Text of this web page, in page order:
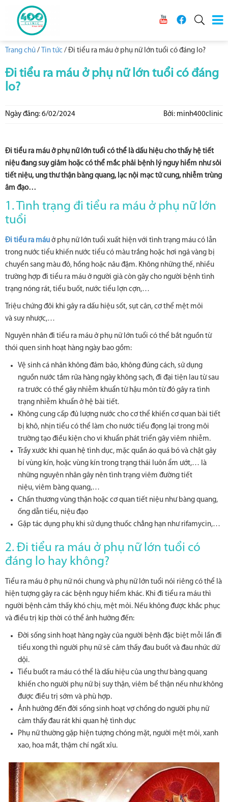
Trang chủ / Tin tức / Đi tiểu ra máu ở phụ nữ lớn tuổi có đáng lo?
Đi tiểu ra máu ở phụ nữ lớn tuổi có đáng
lo?
Ngày đăng: 6/02/2024 Bởi: minh400clinic
Đi tiểu ra máu ở phụ nữ lớn tuổi có thể là dấu hiệu cho thấy hệ tiết
niệu đang suy giảm hoặc có thể mắc phải bệnh lý nguy hiểm như sỏi
tiết niệu, ung thư thận bàng quang, lạc nội mạc tử cung, nhiễm trùng
âm đạo…
1. Tình trạng đi tiểu ra máu ở phụ nữ lớn
tuổi
Đi tiểu ra máu ở phụ nữ lớn tuổi xuất hiện với tình trạng máu có lẫn
trong nước tiểu khiến nước tiểu có màu trắng hoặc hơi ngả vàng bị
chuyển sang màu đỏ, hồng hoặc nâu đậm. Không những thế, nhiều
trường hợp đi tiểu ra máu ở người già còn gây cho người bệnh tình
trạng nóng rát, tiểu buốt, nước tiểu lợn cợn,…
Triệu chứng đôi khi gây ra dấu hiệu sốt, sụt cân, cơ thể mệt mỏi
và suy nhược,…
Nguyên nhân đi tiểu ra máu ở phụ nữ lớn tuổi có thể bắt nguồn từ
thói quen sinh hoạt hàng ngày bao gồm:
Vệ sinh cá nhân không đảm bảo, không đúng cách, sử dụng
nguồn nước tắm rửa hàng ngày không sạch, đi đại tiện lau từ sau
ra trước có thể gây nhiễm khuẩn từ hậu môn từ đó gây ra tình
trạng nhiễm khuẩn ở hệ bài tiết.
Không cung cấp đủ lượng nước cho cơ thể khiến cơ quan bài tiết
bị khô, nhịn tiểu có thể làm cho nước tiểu đọng lại trong môi
trường tạo điều kiện cho vi khuẩn phát triển gây viêm nhiễm.
Trầy xước khi quan hệ tình dục, mặc quần áo quá bó và chật gây
bí vùng kín, hoặc vùng kín trong trạng thái luôn ẩm ướt,… là
những nguyên nhân gây nên tình trạng viêm đường tiết
niệu, viêm bàng quang,…
Chấn thương vùng thận hoặc cơ quan tiết niệu như bàng quang,
ống dẫn tiểu, niệu đạo
Gặp tác dụng phụ khi sử dụng thuốc chẳng hạn như rifamycin,…
2. Đi tiểu ra máu ở phụ nữ lớn tuổi có
đáng lo hay không?
Tiểu ra máu ở phụ nữ nói chung và phụ nữ lớn tuổi nói riêng có thể là
hiện tượng gây ra các bệnh nguy hiểm khác. Khi đi tiểu ra máu thì
người bệnh cảm thấy khó chịu, mệt mỏi. Nếu không được khắc phục
và điều trị kịp thời có thể ảnh hưởng đến:
Đời sống sinh hoạt hàng ngày của người bệnh đặc biệt mỗi lần đi
tiểu xong thì người phụ nữ sẽ cảm thấy đau buốt và đau nhức dữ
dội.
Tiểu buốt ra máu có thể là dấu hiệu của ung thư bàng quang
khiến cho người phụ nữ bị suy thận, viêm bể thận nếu như không
được điều trị sớm và phù hợp.
Ảnh hưởng đến đời sống sinh hoạt vợ chồng do người phụ nữ
cảm thấy đau rát khi quan hệ tình dục
Phụ nữ thường gặp hiện tượng chóng mặt, người mệt mỏi, xanh
xao, hoa mắt, thậm chí ngất xỉu.